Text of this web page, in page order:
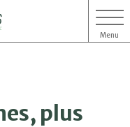
Menu
plus